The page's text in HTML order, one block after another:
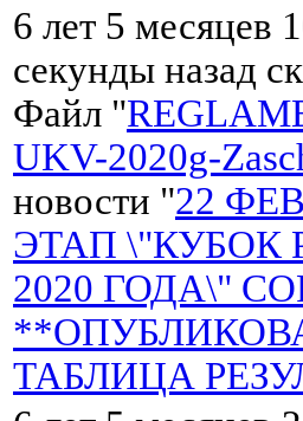
6 лет 5 месяцев
секунды назад
Файл "
UKV-2020g-
новости "22
ЭТАП \"КУБОК
2020 ГОДА\"
ТАБЛИЦА